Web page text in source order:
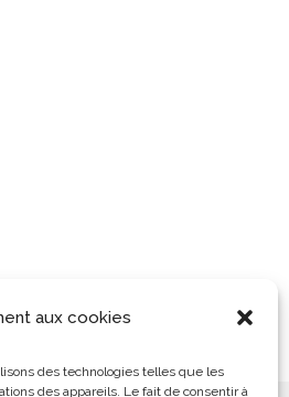
aux cookies
des technologies telles que les
des appareils. Le fait de consentir à